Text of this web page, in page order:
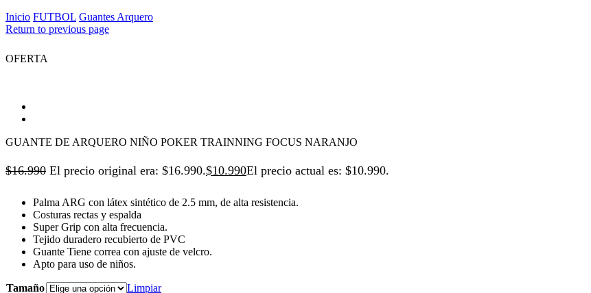
Inicio FUTBOL Guantes Arquero
Return to previous page
OFERTA
GUANTE DE ARQUERO NIÑO POKER TRAINNING FOCUS NARANJO
$16.990 El precio original era: $16.990.$10.990El precio actual es: $10.990.
Palma ARG con látex sintético de 2.5 mm, de alta resistencia.
Costuras rectas y espalda
Super Grip con alta frecuencia.
Tejido duradero recubierto de PVC
Guante Tiene correa con ajuste de velcro.
Apto para uso de niños. ​
Tamaño Limpiar